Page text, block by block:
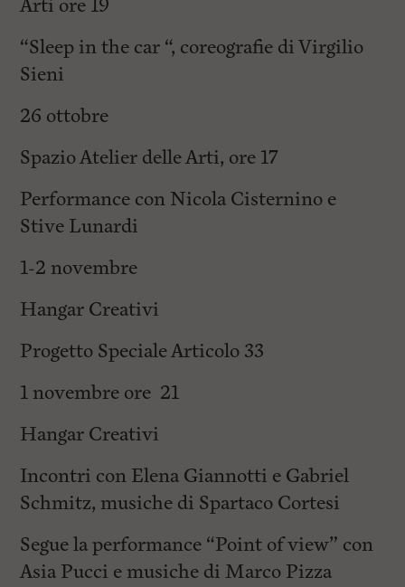
Arti ore 19
“Sleep in the car “, coreografie di Virgilio
Sieni
26 ottobre
Spazio Atelier delle Arti, ore 17
Performance con Nicola Cisternino e
Stive Lunardi
1-2 novembre
Hangar Creativi
Progetto Speciale Articolo 33
1 novembre ore 21
Hangar Creativi
Incontri con Elena Giannotti e Gabriel
Schmitz, musiche di Spartaco Cortesi
Segue la performance “Point of view” con
Asia Pucci e musiche di Marco Pizza